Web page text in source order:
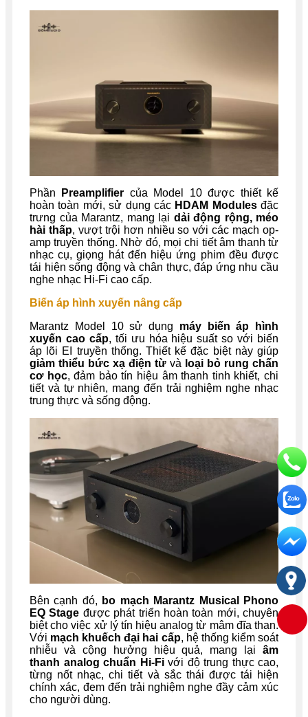
Phần Preamplifier của Model 10 được thiết kế
hoàn toàn mới, sử dụng các HDAM Modulesđặc
trưng của Marantz, mang lại dải động rộng, méo
hài thấp, vượt trội hơn nhiều so với các mạch op-
amp truyền thống. Nhờ đó, mọi chi tiết âm thanh từ
nhạc cụ, giọng hát đến hiệu ứng phim đều được
tái hiện sống động và chân thực, đáp ứng nhu cầu
nghe nhạc Hi-Fi cao cấp.
Biến áp hình xuyến nâng cấp
Marantz Model 10 sử dụng máy biến áp hình
xuyến cao cấp, tối ưu hóa hiệu suất so với biến
áp lõi EI truyền thống. Thiết kế đặc biệt này giúp
giảm thiểu bức xạ điện từ và loại bỏ rung chấn
cơ học, đảm bảo tín hiệu âm thanh tinh khiết, chi
tiết và tự nhiên, mang đến trải nghiệm nghe nhạc
trung thực và sống động.
Bên cạnh đó, bo mạch Marantz Musical Phono
EQ Stage được phát triển hoàn toàn mới, chuyên
biệt cho việc xử lý tín hiệu analog từ mâm đĩa than.
Với mạch khuếch đại hai cấp, hệ thống kiểm soát
nhiễu và cộng hưởng hiệu quả, mang lại âm
thanh analog chuẩn Hi-Fivới độ trung thực cao,
từng nốt nhạc, chi tiết và sắc thái được tái hiện
chính xác, đem đến trải nghiệm nghe đầy cảm xúc
cho người dùng.